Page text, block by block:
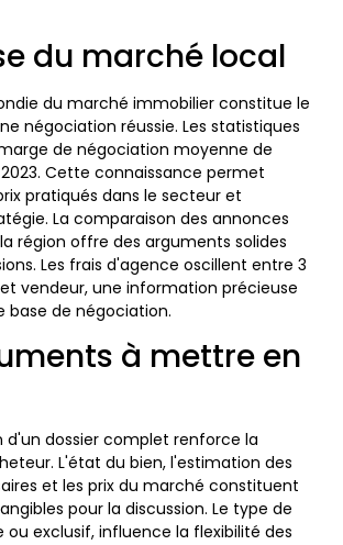
du marché local
du marché immobilier constitue le
négociation réussie. Les statistiques
de négociation moyenne de
2023. Cette connaissance permet
pratiqués dans le secteur et
La comparaison des annonces
région offre des arguments solides
Les frais d'agence oscillent entre 3
vendeur, une information précieuse
base de négociation.
à mettre en
d'un dossier complet renforce la
L'état du bien, l'estimation des
et les prix du marché constituent
pour la discussion. Le type de
ou exclusif, influence la flexibilité des